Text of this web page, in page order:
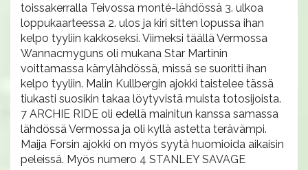
toissakerralla Teivossa monté-lähdössä 3. ulkoa
loppukaarteessa 2. ulos ja kiri sitten lopussa ihan
kelpo tyyliin kakkoseksi. Viimeksi täällä Vermossa
Wannacmyguns oli mukana Star Martinin
voittamassa kärrylähdössä, missä se suoritti ihan
kelpo tyyliin. Malin Kullbergin ajokki taistelee tässä
tiukasti suosikin takaa löytyvistä muista totosijoista.
7 ARCHIE RIDE oli edellä mainitun kanssa samassa
lähdössä Vermossa ja oli kyllä astetta terävämpi.
Maija Forsin ajokki on myös syytä huomioida aikaisin
peleissä. Myös numero 4 STANLEY SAVAGE